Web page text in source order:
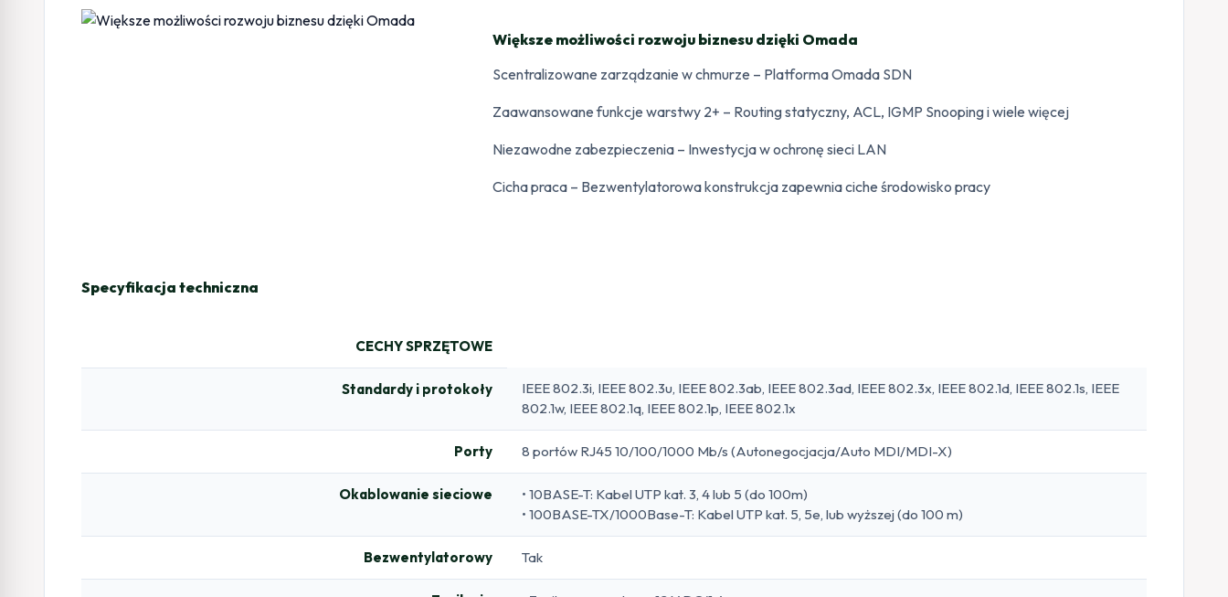
Większe możliwości rozwoju biznesu dzięki Omada
Scentralizowane zarządzanie w chmurze – Platforma Omada SDN
Zaawansowane funkcje warstwy 2+ – Routing statyczny, ACL, IGMP Snooping i wiele więcej
Niezawodne zabezpieczenia – Inwestycja w ochronę sieci LAN
Cicha praca – Bezwentylatorowa konstrukcja zapewnia ciche środowisko pracy
Specyfikacja techniczna
CECHY SPRZĘTOWE
Standardy i protokoły
IEEE 802.3i, IEEE 802.3u, IEEE 802.3ab, IEEE 802.3ad, IEEE 802.3x, IEEE 802.1d, IEEE 802.1s, IEEE
802.1w, IEEE 802.1q, IEEE 802.1p, IEEE 802.1x
Porty 8 portów RJ45 10/100/1000 Mb/s (Autonegocjacja/Auto MDI/MDI-X)
Okablowanie sieciowe
• 10BASE-T: Kabel UTP kat. 3, 4 lub 5 (do 100m)
• 100BASE-TX/1000Base-T: Kabel UTP kat. 5, 5e, lub wyższej (do 100 m)
Bezwentylatorowy Tak